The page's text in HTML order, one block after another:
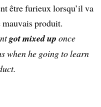
être furieux lorsqu’il va
mauvais produit.
got mixed up once
when he going to learn